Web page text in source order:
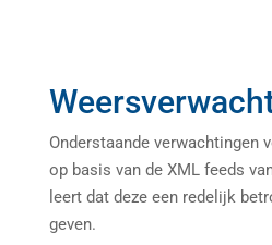
Onderstaande verwachtingen
op basis van de XML feeds
leert dat deze een redelijk
geven.